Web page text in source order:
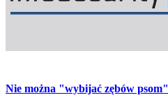
Nie można "wybijać zębów psom"